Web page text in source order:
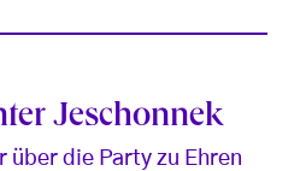
Jeschonnek
über die Party zu Ehren